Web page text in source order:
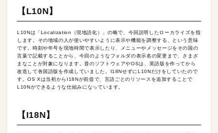
【L10N】
L10Nは「Localization（現地語化）」の略で、今回説明したローカライズを指
します。その地域の人が使いやすいように表示や機能を調整する、という意味
です。時刻や年号を現地時間で表示したり、メニューやメッセージをその国の
言葉で記載することから、今回のようなフォルダの表示名の変更まで、さまざ
まなことが対象になります。昔のソフトウェアやOSは、英語版を作ってから
改造して各国語版を作成していました。I18NせずにL10Nだけをしていたので
す。OS Xは当初からI18Nが前提で、言語ごとのリソースを追加することで
L10Nができるような仕組みになっています。
【I18N】